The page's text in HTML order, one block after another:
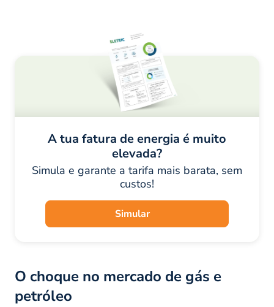
A tua fatura de energia é muito
elevada?
Simula e garante a tarifa mais barata, sem
custos!
Simular
O choque no mercado de gás e
petróleo